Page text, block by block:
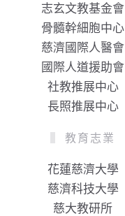
志玄文教基金會
骨髓幹細胞中心
慈濟國際人醫會
國際人道援助會
社教推展中心
長照推展中心
教育志業
花蓮慈濟大學
慈濟科技大學
慈大教研所